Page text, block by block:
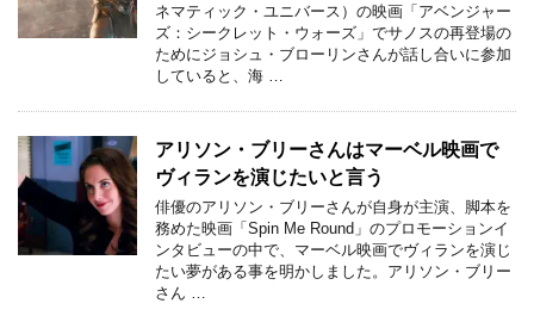
ネマティック・ユニバース）の映画「アベンジャー
ズ：シークレット・ウォーズ」でサノスの再登場の
ためにジョシュ・ブローリンさんが話し合いに参加
していると、海 …
アリソン・ブリーさんはマーベル映画で
ヴィランを演じたいと言う
俳優のアリソン・ブリーさんが自身が主演、脚本を
務めた映画「Spin Me Round」のプロモーションイ
ンタビューの中で、マーベル映画でヴィランを演じ
たい夢がある事を明かしました。アリソン・ブリー
さん …